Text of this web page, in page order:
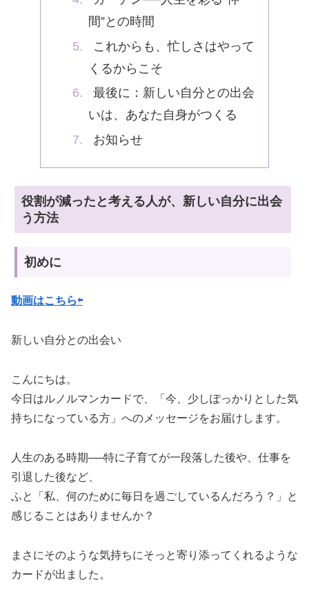
間”との時間
これからも、忙しさはやって
くるからこそ
最後に：新しい自分との出会
いは、あなた自身がつくる
お知らせ
役割が減ったと考える人が、新しい自分に出会
う方法
初めに
動画はこちら⇦
新しい自分との出会い
こんにちは。
今日はルノルマンカードで、「今、少しぽっかりとした気
持ちになっている方」へのメッセージをお届けします。
人生のある時期──特に子育てが一段落した後や、仕事を
引退した後など、
ふと「私、何のために毎日を過ごしているんだろう？」と
感じることはありませんか？
まさにそのような気持ちにそっと寄り添ってくれるような
カードが出ました。